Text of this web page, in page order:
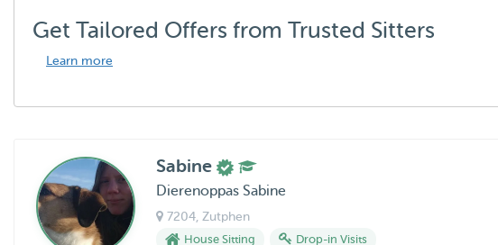
Get Tailored Offers from Trusted Sitters
Learn more
Sabine
Dierenoppas Sabine
7204, Zutphen
House Sitting
Drop-in Visits